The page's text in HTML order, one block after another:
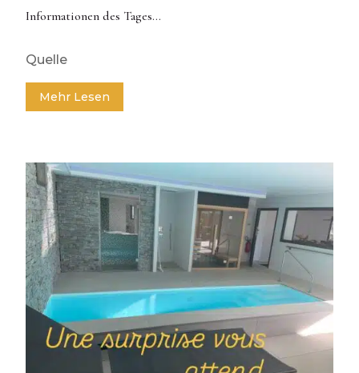
Informationen des Tages…
Quelle
Mehr Lesen